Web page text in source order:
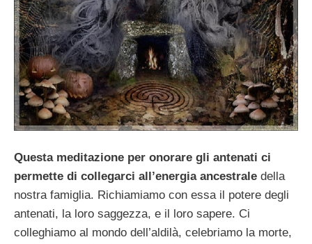
Questa meditazione per onorare gli antenati ci
permette di collegarci all’energia ancestrale della
nostra famiglia. Richiamiamo con essa il potere degli
antenati, la loro saggezza, e il loro sapere. Ci
colleghiamo al mondo dell’aldilà, celebriamo la morte,